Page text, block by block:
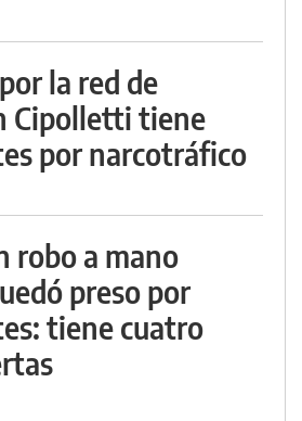
la red de
Cipolletti tiene
por narcotráfico
robo a mano
preso por
tiene cuatro